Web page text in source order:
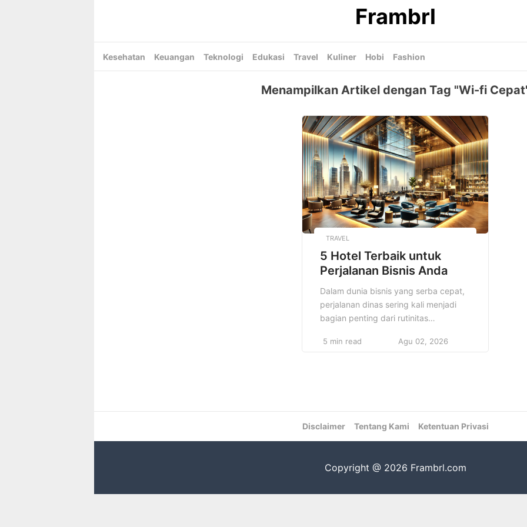
Frambrl
Kesehatan Keuangan Teknologi Edukasi Travel Kuliner Hobi Fashion
Menampilkan Artikel dengan Tag "Wi-fi
TRAVEL
5 Hotel Terbaik untuk
Perjalanan Bisnis Anda
Dalam dunia bisnis yang serba cepat,
perjalanan dinas sering kali menjadi
bagian penting dari rutinitas
yang tepat untuk perjalanan bisnis
tidur yang nyaman; hotel tersebut
harus memenuhi […]
5 min read Agu 02, 2026
Disclaimer Tentang Kami Ketentuan Privasi
Copyright @ 2026 Frambrl.com